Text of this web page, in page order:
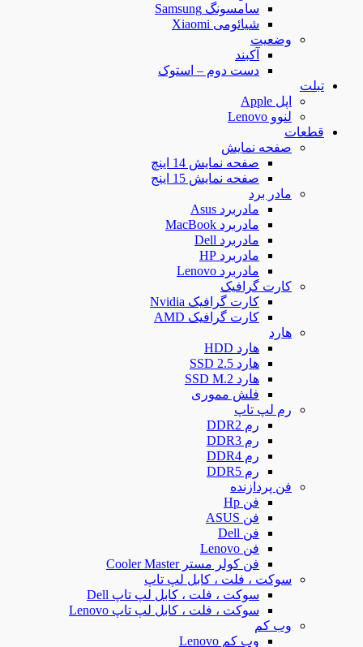
سامسونگ Samsung
شیائومی Xiaomi
وضعیت
آکبند
دست دوم – استوک
تبلت
اپل Apple
لنوو Lenovo
قطعات
صفحه نمایش
صفحه نمایش 14 اینچ
صفحه نمایش 15 اینج
مادر برد
مادربرد Asus
مادربرد MacBook
مادربرد Dell
مادربرد HP
مادربرد Lenovo
کارت گرافیک
کارت گرافیک Nvidia
کارت گرافیک AMD
هارد
هارد HDD
هارد SSD 2.5
هارد SSD M.2
فلش مموری
رم لپ تاپ
رم DDR2
رم DDR3
رم DDR4
رم DDR5
فن پردازنده
فن Hp
فن ASUS
فن Dell
فن Lenovo
فن کولر مستر Cooler Master
سوکت ، فلت ، کابل لپ تاپ
سوکت ، فلت ، کابل لپ تاپ Dell
سوکت ، فلت ، کابل لپ تاپ Lenovo
وب کم
وب کم Lenovo